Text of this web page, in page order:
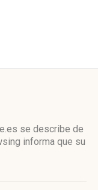
se describe de
informa que su